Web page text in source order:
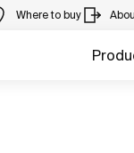
Where to buy